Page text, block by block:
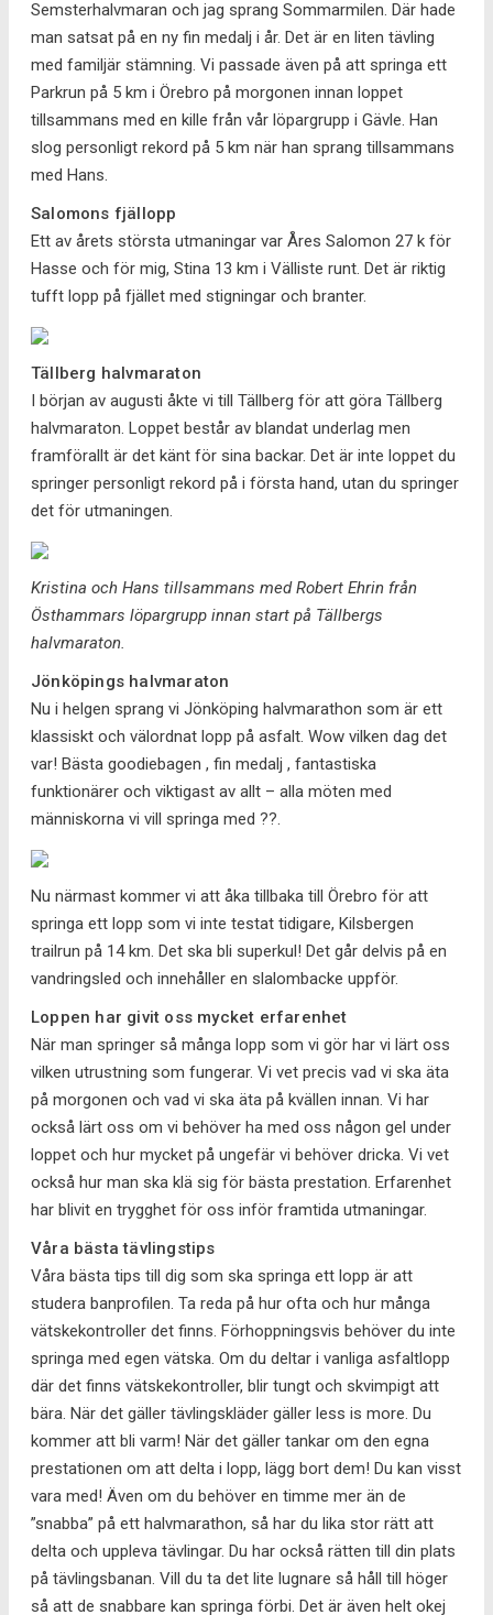
Semsterhalvmaran och jag sprang Sommarmilen. Där hade
man satsat på en ny fin medalj i år. Det är en liten tävling
med familjär stämning. Vi passade även på att springa ett
Parkrun på 5 km i Örebro på morgonen innan loppet
tillsammans med en kille från vår löpargrupp i Gävle. Han
slog personligt rekord på 5 km när han sprang tillsammans
med Hans.
Salomons fjällopp
Ett av årets största utmaningar var Åres Salomon 27 k för
Hasse och för mig, Stina 13 km i Välliste runt. Det är riktig
tufft lopp på fjället med stigningar och branter.
Tällberg halvmaraton
I början av augusti åkte vi till Tällberg för att göra Tällberg
halvmaraton. Loppet består av blandat underlag men
framförallt är det känt för sina backar. Det är inte loppet du
springer personligt rekord på i första hand, utan du springer
det för utmaningen.
Kristina och Hans tillsammans med Robert Ehrin från
Östhammars löpargrupp innan start på Tällbergs
halvmaraton.
Jönköpings halvmaraton
Nu i helgen sprang vi Jönköping halvmarathon som är ett
klassiskt och välordnat lopp på asfalt. Wow vilken dag det
var! Bästa goodiebagen , fin medalj , fantastiska
funktionärer och viktigast av allt – alla möten med
människorna vi vill springa med ??.
Nu närmast kommer vi att åka tillbaka till Örebro för att
springa ett lopp som vi inte testat tidigare, Kilsbergen
trailrun på 14 km. Det ska bli superkul! Det går delvis på en
vandringsled och innehåller en slalombacke uppför.
Loppen har givit oss mycket erfarenhet
När man springer så många lopp som vi gör har vi lärt oss
vilken utrustning som fungerar. Vi vet precis vad vi ska äta
på morgonen och vad vi ska äta på kvällen innan. Vi har
också lärt oss om vi behöver ha med oss någon gel under
loppet och hur mycket på ungefär vi behöver dricka. Vi vet
också hur man ska klä sig för bästa prestation. Erfarenhet
har blivit en trygghet för oss inför framtida utmaningar.
Våra bästa tävlingstips
Våra bästa tips till dig som ska springa ett lopp är att
studera banprofilen. Ta reda på hur ofta och hur många
vätskekontroller det finns. Förhoppningsvis behöver du inte
springa med egen vätska. Om du deltar i vanliga asfaltlopp
där det finns vätskekontroller, blir tungt och skvimpigt att
bära. När det gäller tävlingskläder gäller less is more. Du
kommer att bli varm! När det gäller tankar om den egna
prestationen om att delta i lopp, lägg bort dem! Du kan visst
vara med! Även om du behöver en timme mer än de
”snabba” på ett halvmarathon, så har du lika stor rätt att
delta och uppleva tävlingar. Du har också rätten till din plats
på tävlingsbanan. Vill du ta det lite lugnare så håll till höger
så att de snabbare kan springa förbi. Det är även helt okej